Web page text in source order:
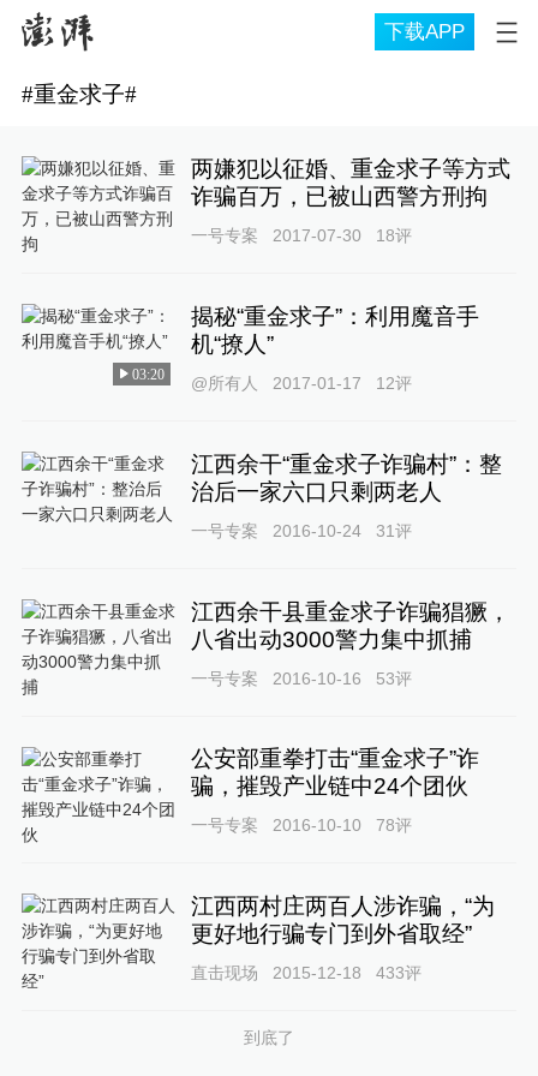
下载APP
#重金求子#
两嫌犯以征婚、重金求子等方式
诈骗百万，已被山西警方刑拘
一号专案 2017-07-30 18评
03:20
揭秘“重金求子”：利用魔音手
机“撩人”
@所有人 2017-01-17 12评
江西余干“重金求子诈骗村”：整
治后一家六口只剩两老人
一号专案 2016-10-24 31评
江西余干县重金求子诈骗猖獗，
八省出动3000警力集中抓捕
一号专案 2016-10-16 53评
公安部重拳打击“重金求子”诈
骗，摧毁产业链中24个团伙
一号专案 2016-10-10 78评
江西两村庄两百人涉诈骗，“为
更好地行骗专门到外省取经”
直击现场 2015-12-18 433评
到底了